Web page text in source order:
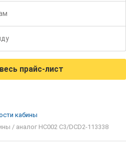
прайс-лист
кабины
/ аналог HC002 C3/DCD2-113338